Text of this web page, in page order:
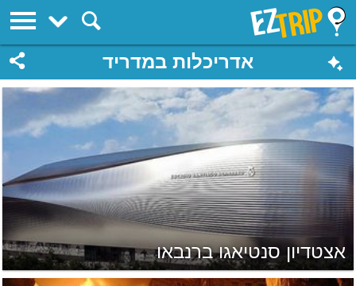
EZTrip
אדריכלות במדריד
אצטדיון סנטיאגו ברנבאו